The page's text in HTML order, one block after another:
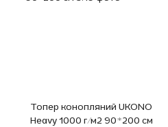
Топер конопляний UKONO
Heavy 1000 г/м2 90*200 см